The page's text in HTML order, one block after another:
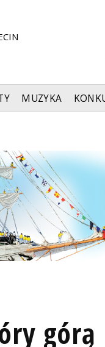
MUZYKA
górą